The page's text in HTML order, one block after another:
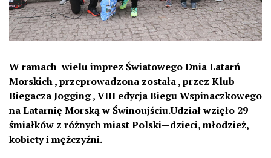
W ramach wielu imprez Światowego Dnia Latarń
Morskich , przeprowadzona została , przez Klub
Biegacza Jogging , VIII edycja Biegu Wspinaczkowego
na Latarnię Morską w Świnoujściu.Udział wzięło 29
śmiałków z różnych miast Polski—dzieci, młodzież,
kobiety i mężczyźni.